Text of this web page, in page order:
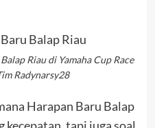
Riau di Yamaha Cup Race
Radynarsy28
Harapan Baru Balap